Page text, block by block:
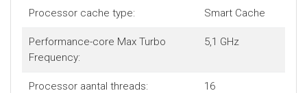
Processor cache type: Smart Cache
Performance-core Max Turbo
Frequency:
5,1 GHz
Processor aantal threads: 16